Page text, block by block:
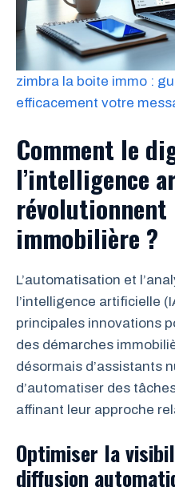
zimbra la boite immo :
efficacement votre
Comment le
l’intelligence
immobilière ?
L’automatisation et
l’intelligence artificielle
principales innovations
des démarches
désormais d’assistants
d’automatiser des
affinant leur approche
Optimiser la
diffusion